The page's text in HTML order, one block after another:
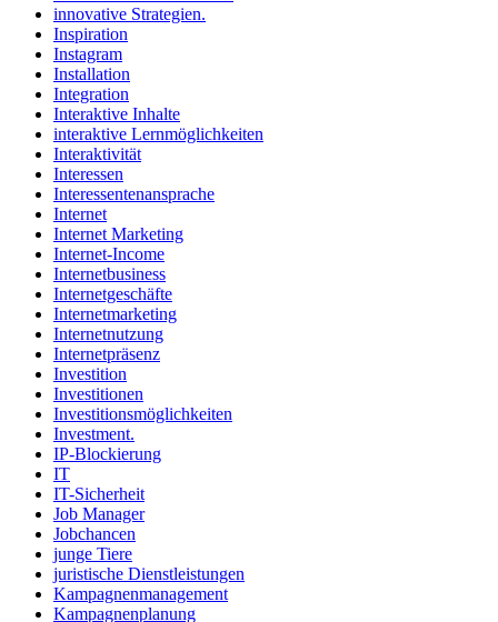
innovative Strategien.
Inspiration
Instagram
Installation
Integration
Interaktive Inhalte
interaktive Lernmöglichkeiten
Interaktivität
Interessen
Interessentenansprache
Internet
Internet Marketing
Internet-Income
Internetbusiness
Internetgeschäfte
Internetmarketing
Internetnutzung
Internetpräsenz
Investition
Investitionen
Investitionsmöglichkeiten
Investment.
IP-Blockierung
IT
IT-Sicherheit
Job Manager
Jobchancen
junge Tiere
juristische Dienstleistungen
Kampagnenmanagement
Kampagnenplanung